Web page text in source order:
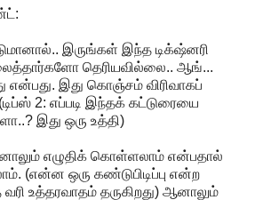
இருங்கள் இந்த டிக்‌ஷ்னரி
தெரியவில்லை.. ஆங்...
என்பது. இது கொஞ்சம் விரிவாகப்
2: எப்படி இந்தக் கட்டுரையை
இது ஒரு உத்தி)
எழுதிக் கொள்ளலாம் என்பதால்
(என்ன ஒரு கண்டுபிடிப்பு என்ற
உத்தரவாதம் தருகிறது) ஆனாலும்